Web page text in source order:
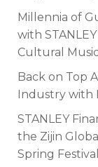
Millennia of
with
Cultural
Back on Top
Industry with
STANLEY
the Zijin
Spring